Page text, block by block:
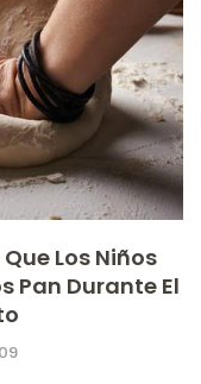
Los Niños
Pan Durante El